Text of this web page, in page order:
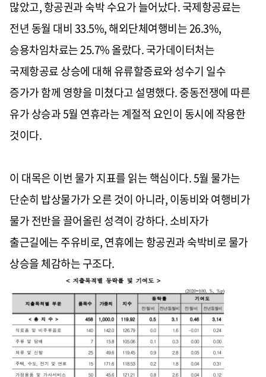
많았고, 항공권과 숙박 수요가 늘어났다. 국제항공료는
전년 동월 대비 33.5%, 해외단체여행비는 26.3%,
승용차임차료는 25.7% 올랐다. 국가데이터처는
국제항공료 상승에 대해 유류할증료와 성수기 일수
증가가 함께 영향을 미쳤다고 설명했다. 중동전쟁에 따른
유가 상승과 5월 연휴라는 계절적 요인이 동시에 작용한
것이다.
이 대목은 이번 물가 지표를 읽는 핵심이다. 5월 물가는
단순히 밥상물가가 오른 것이 아니라, 이동비와 여행비가
물가 전반을 끌어올린 성격이 강하다. 소비자가
출근길에는 주유비로, 연휴에는 항공권과 숙박비로 물가
상승을 체감하는 구조다.